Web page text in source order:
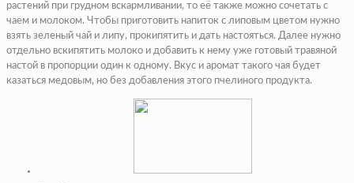
растений при грудном вскармливании, то её также можно сочетать с
чаем и молоком. Чтобы приготовить напиток с липовым цветом нужно
взять зеленый чай и липу, прокипятить и дать настояться. Далее нужно
отдельно вскипятить молоко и добавить к нему уже готовый травяной
настой в пропорции один к одному. Вкус и аромат такого чая будет
казаться медовым, но без добавления этого пчелиного продукта.